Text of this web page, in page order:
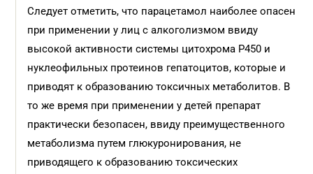
Следует отметить, что парацетамол наиболее опасен
при применении у лиц с алкоголизмом ввиду
высокой активности системы цитохрома Р450 и
нуклеофильных протеинов гепатоцитов, которые и
приводят к образованию токсичных метаболитов. В
то же время при применении у детей препарат
практически безопасен, ввиду преимущественного
метаболизма путем глюкуронирования, не
приводящего к образованию токсических